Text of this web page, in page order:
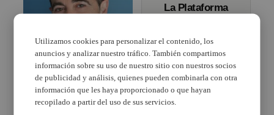
El PP presenta una
declaración en favor del
transporte público en
Xirivella
La Plataforma
por el Transporte
l’Horta Sud exige
un bono para el
servicio de
Fernanbus
Utilizamos cookies para personalizar el contenido, los
anuncios y analizar nuestro tráfico. También compartimos
información sobre su uso de nuestro sitio con nuestros socios
de publicidad y análisis, quienes pueden combinarla con otra
información que les haya proporcionado o que hayan
recopilado a partir del uso de sus servicios.